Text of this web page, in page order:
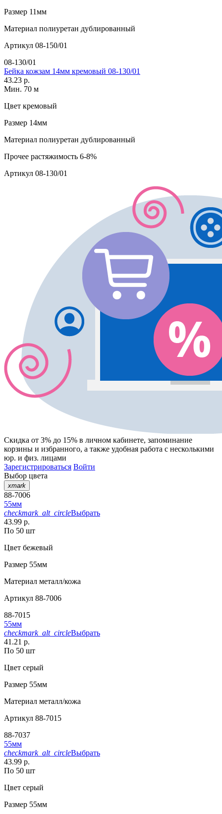
Размер 11мм
Материал полиуретан дублированный
Артикул 08-150/01
08-130/01
Бейка кожзам 14мм кремовый 08-130/01
43.23 р.
Мин. 70 м
Цвет кремовый
Размер 14мм
Материал полиуретан дублированный
Прочее растяжимость 6-8%
Артикул 08-130/01
Скидка от 3% до 15% в личном кабинете, запоминание
корзины и избранного, а также удобная работа с несколькими
юр. и физ. лицами
Зарегистрироваться Войти
Выбор цвета
xmark
88-7006
55мм
checkmark_alt_circleВыбрать
43.99 р.
По 50 шт
Цвет бежевый
Размер 55мм
Материал металл/кожа
Артикул 88-7006
88-7015
55мм
checkmark_alt_circleВыбрать
41.21 р.
По 50 шт
Цвет серый
Размер 55мм
Материал металл/кожа
Артикул 88-7015
88-7037
55мм
checkmark_alt_circleВыбрать
43.99 р.
По 50 шт
Цвет серый
Размер 55мм